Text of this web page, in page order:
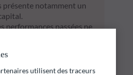
présente notamment un
performances passées ne
utilisent des traceurs